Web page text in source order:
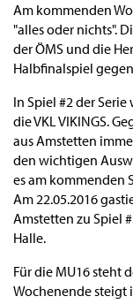
Am kommenden
"alles oder nichts".
der ÖMS und die
Halbfinalspiel
In Spiel #2 der
die VKL VIKINGS.
aus Amstetten
den wichtigen
es am kommenden
Am 22.05.2016
Amstetten zu Spiel
Halle.
Für die MU16 steht
Wochenende steigt